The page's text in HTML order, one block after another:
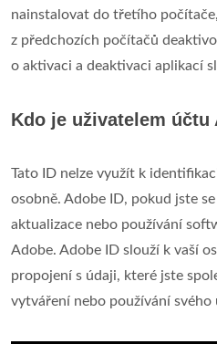
nainstalovat do třetího
z předchozích počítačů
o aktivaci a deaktivaci aplikací
Kdo je uživatelem účtu
Tato ID nelze využít k
osobně. Adobe ID, pokud jste
aktualizace nebo používání
Adobe. Adobe ID slouží k vaší
propojení s údaji, které jste
vytváření nebo používání svého